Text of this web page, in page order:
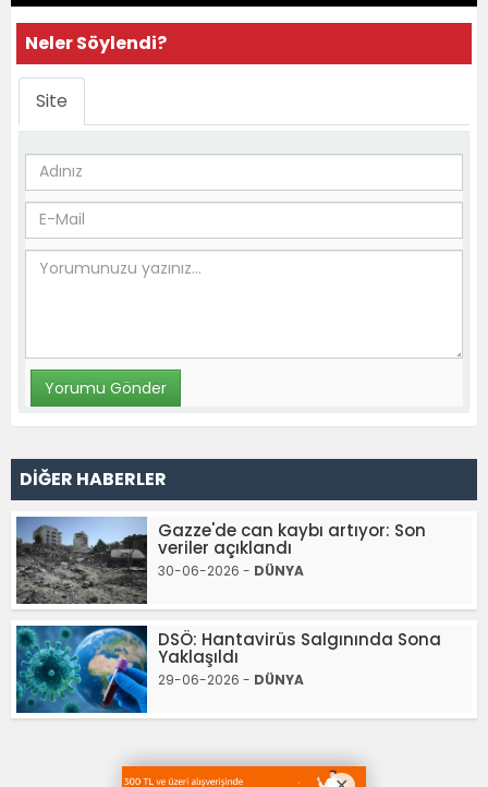
Neler Söylendi?
Site
DİĞER HABERLER
Gazze'de can kaybı artıyor: Son
veriler açıklandı
30-06-2026 - DÜNYA
DSÖ: Hantavirüs Salgınında Sona
Yaklaşıldı
29-06-2026 - DÜNYA